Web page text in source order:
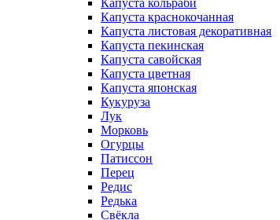
Капуста кольраби
Капуста краснокочанная
Капуста листовая декоративная
Капуста пекинская
Капуста савойская
Капуста цветная
Капуста японская
Кукуруза
Лук
Морковь
Огурцы
Патиссон
Перец
Редис
Редька
Свёкла